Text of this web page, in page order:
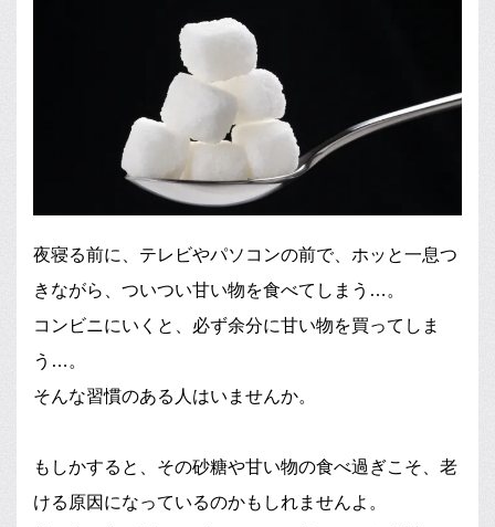
夜寝る前に、テレビやパソコンの前で、ホッと一息つ
きながら、ついつい甘い物を食べてしまう…。
コンビニにいくと、必ず余分に甘い物を買ってしま
う…。
そんな習慣のある人はいませんか。
もしかすると、その砂糖や甘い物の食べ過ぎこそ、老
ける原因になっているのかもしれませんよ。